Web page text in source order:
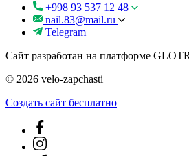
+998 93 537 12 48
nail.83@mail.ru
Telegram
Сайт разработан на платформе GLOTR
© 2026 velo-zapchasti
Создать cайт бесплатно